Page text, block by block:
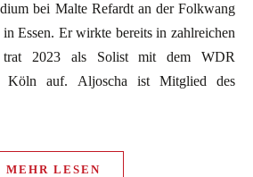
bei Malte Refardt an der Folkwang
Essen. Er wirkte bereits in zahlreichen
trat 2023 als Solist mit dem WDR
Köln auf. Aljoscha ist Mitglied des
MEHR LESEN